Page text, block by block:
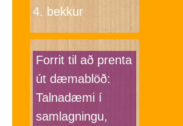
4. bekkur
Forrit til að prenta
út dæmablöð:
Talnadæmi í
samlagningu,